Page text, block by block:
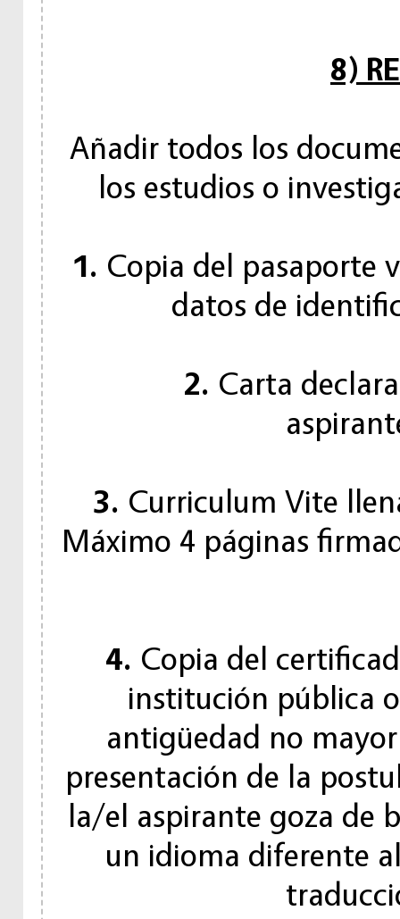
8)
Añadir todos los
los estudios o
1. Copia del pasaporte
datos de
2. Carta
3. Curriculum Vite
Máximo 4 páginas
4. Copia del
institución pública
antigüedad no
presentación de la
la/el aspirante goza de
un idioma diferente